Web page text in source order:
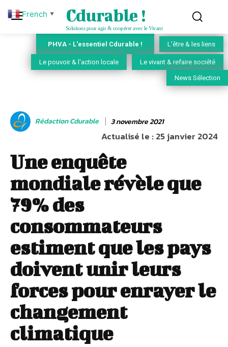
Cdurable !
Solutions pour agir & coopérer avec le Vivant
PHVA - L'essentiel Cdurable ! L'être & les liens
Le pouvoir & l'action locale Le vivant & refaire société
News Sélection
Rédaction Cdurable 3 novembre 2021
Actualisé le :25 janvier 2024
Une enquête
mondiale révèle que
79% des
consommateurs
estiment que les pays
doivent unir leurs
forces pour enrayer le
changement
climatique
French ▼